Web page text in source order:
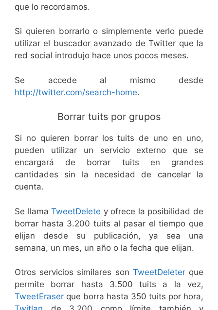
que lo recordamos.
Si quieren borrarlo o simplemente verlo puede
utilizar el buscador avanzado de Twitter que la
red social introdujo hace unos pocos meses.
Se accede al mismo desde
http://twitter.com/search-home.
Borrar tuits por grupos
Si no quieren borrar los tuits de uno en uno,
pueden utilizar un servicio externo que se
encargará de borrar tuits en grandes
cantidades sin la necesidad de cancelar la
cuenta.
Se llamaTweetDelete y ofrece la posibilidad de
borrar hasta 3.200 tuits al pasar el tiempo que
elijan desde su publicación, ya sea una
semana, un mes, un año o la fecha que elijan.
Otros servicios similares son TweetDeleterque
permite borrar hasta 3.500 tuits a la vez,
TweetEraser que borra hasta 350 tuits por hora,